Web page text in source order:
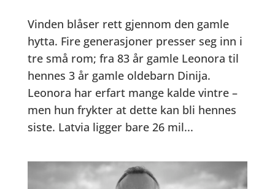
Vinden blåser rett gjennom den gamle
hytta. Fire generasjoner presser seg inn i
tre små rom; fra 83 år gamle Leonora til
hennes 3 år gamle oldebarn Dinija.
Leonora har erfart mange kalde vintre –
men hun frykter at dette kan bli hennes
siste. Latvia ligger bare 26 mil...